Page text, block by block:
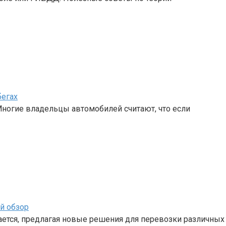
владельцы автомобилей считают, что если
обзор
предлагая новые решения для перевозки различных